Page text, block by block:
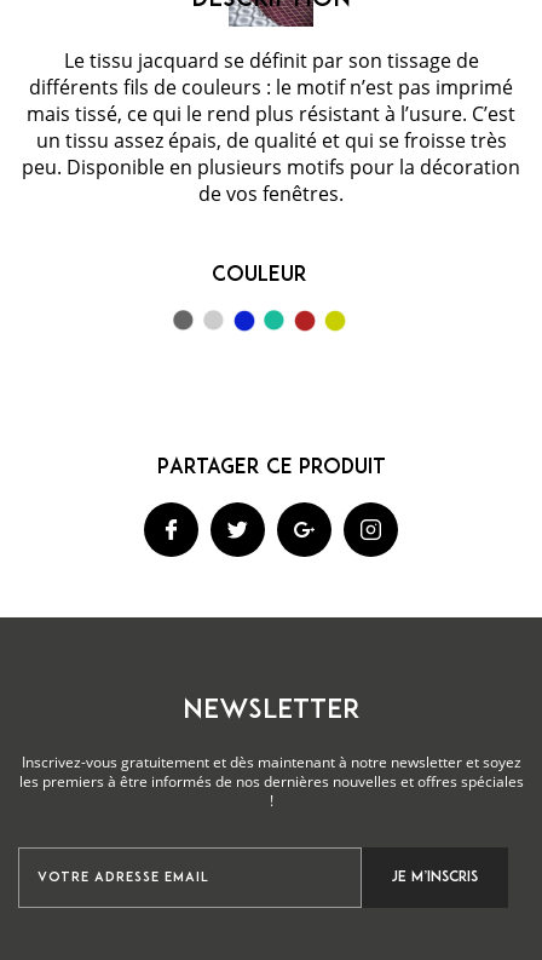
Le tissu jacquard se définit par son tissage de
différents fils de couleurs : le motif n’est pas imprimé
mais tissé, ce qui le rend plus résistant à l’usure. C’est
un tissu assez épais, de qualité et qui se froisse très
peu. Disponible en plusieurs motifs pour la décoration
de vos fenêtres.
Couleur
NEWSLETTER
Inscrivez-vous gratuitement et dès maintenant à notre newsletter et soyez
les premiers à être informés de nos dernières nouvelles et offres spéciales
!